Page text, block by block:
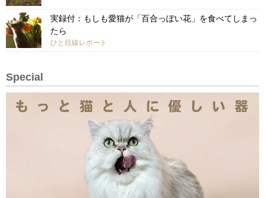
実録付：もしも愛猫が「百合っぽい花」を食べてしまっ
たら
ひと目線レポート
Special